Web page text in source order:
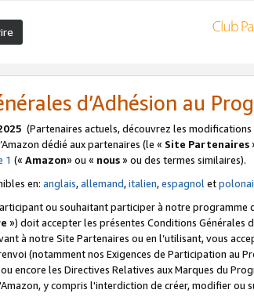
d’Adhésion au
(Partenaires actuels, découvrez les modifications
dédié aux partenaires (le « Site Partenaires
1 (« Amazon» ou « nous» ou des termes similaires).
en: anglais,allemand,italien,espagnolet
ou souhaitant participer à notre programme
») doit accepter les présentes Conditions Générales
à notre Site Partenaires ou en l’utilisant, vous
(notamment nos Exigences de Participation au
encore les Directives Relatives aux Marques du
y compris l'interdiction de créer, modifier